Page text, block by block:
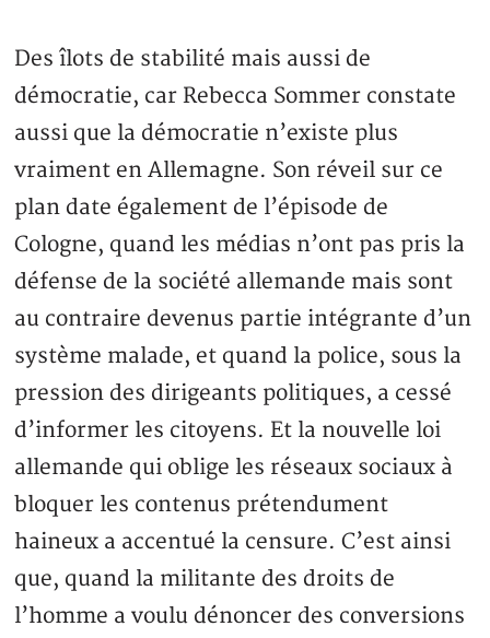
Des îlots de stabilité mais aussi de
démocratie, car Rebecca Sommer constate
aussi que la démocratie n’existe plus
vraiment en Allemagne. Son réveil sur ce
plan date également de l’épisode de
Cologne, quand les médias n’ont pas pris la
défense de la société allemande mais sont
au contraire devenus partie intégrante d’un
système malade, et quand la police, sous la
pression des dirigeants politiques, a cessé
d’informer les citoyens. Et la nouvelle loi
allemande qui oblige les réseaux sociaux à
bloquer les contenus prétendument
haineux a accentué la censure. C’est ainsi
que, quand la militante des droits de
l’homme a voulu dénoncer des conversions